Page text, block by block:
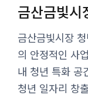
금산금빛시
금산금빛시장
의 안정적인 사
내 청년 특화 공
청년 일자리 창